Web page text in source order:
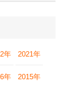
年 2021年
年 2015年